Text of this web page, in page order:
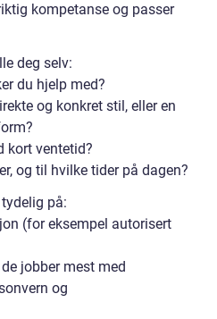
kompetanse og passer
deg selv:
du hjelp med?
og konkret stil, eller en
kort ventetid?
og til hvilke tider på dagen?
på:
(for eksempel autorisert
jobber mest med
og